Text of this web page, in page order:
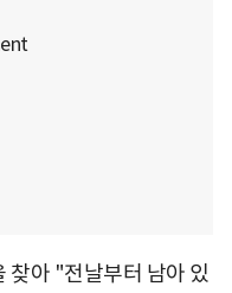
찾아 "전날부터 남아 있